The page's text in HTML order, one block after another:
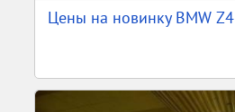
Цены на новинку BMW Z4